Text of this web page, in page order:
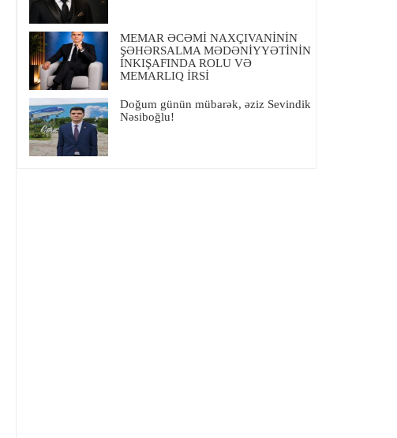
MEMAR ƏCƏMİ NAXÇIVANİNİN
ŞƏHƏRSALMA MƏDƏNİYYƏTİNİN
İNKIŞAFINDA ROLU VƏ
MEMARLIQ İRSİ
Doğum günün mübarək, əziz Sevindik
Nəsiboğlu!